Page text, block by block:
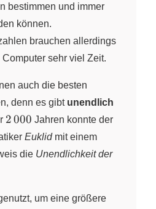
bestimmen und immer
können.
brauchen allerdings
sehr viel Zeit.
auch die besten
denn es gibt unendlich
2\,000
2000 Jahren konnte der
Euklidmit einem
die Unendlichkeit der
um eine größere